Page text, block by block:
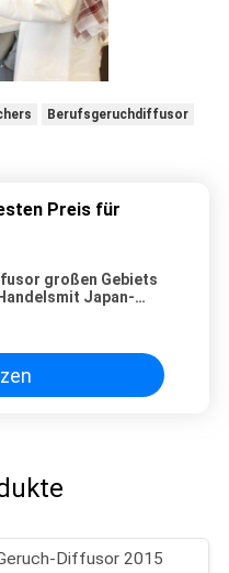
Berufsgeruchdiffusor
Preis für
großen Gebiets
Japan-
Diffusor 2015